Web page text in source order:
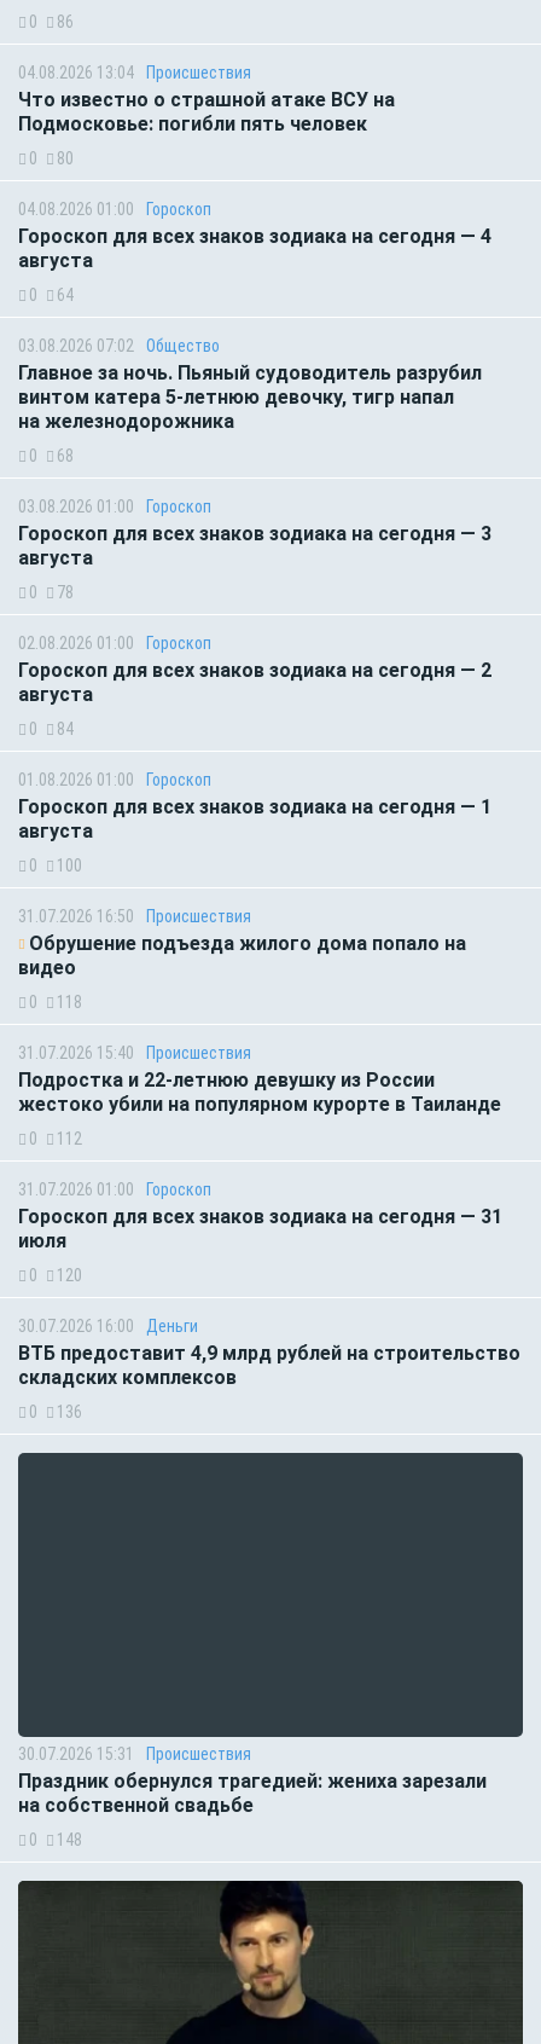
0 86
04.08.2026 13:04 Происшествия
Что известно о страшной атаке ВСУ на
Подмосковье: погибли пять человек
0 80
04.08.2026 01:00 Гороскоп
Гороскоп для всех знаков зодиака на сегодня — 4
августа
0 64
03.08.2026 07:02 Общество
Главное за ночь. Пьяный судоводитель разрубил
винтом катера 5-летнюю девочку, тигр напал
на железнодорожника
0 68
03.08.2026 01:00 Гороскоп
Гороскоп для всех знаков зодиака на сегодня — 3
августа
0 78
02.08.2026 01:00 Гороскоп
Гороскоп для всех знаков зодиака на сегодня — 2
августа
0 84
01.08.2026 01:00 Гороскоп
Гороскоп для всех знаков зодиака на сегодня — 1
августа
0 100
31.07.2026 16:50 Происшествия
Обрушение подъезда жилого дома попало на
видео
0 118
31.07.2026 15:40 Происшествия
Подростка и 22-летнюю девушку из России
жестоко убили на популярном курорте в Таиланде
0 112
31.07.2026 01:00 Гороскоп
Гороскоп для всех знаков зодиака на сегодня — 31
июля
0 120
30.07.2026 16:00 Деньги
ВТБ предоставит 4,9 млрд рублей на строительство
складских комплексов
0 136
30.07.2026 15:31 Происшествия
Праздник обернулся трагедией: жениха зарезали
на собственной свадьбе
0 148